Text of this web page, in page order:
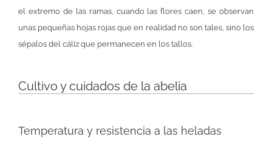
el extremo de las ramas, cuando las flores caen, se observan
unas pequeñas hojas rojas que en realidad no son tales, sino los
sépalos del cáliz que permanecen en los tallos.
Cultivo y cuidados de la abelia
Temperatura y resistencia a las heladas